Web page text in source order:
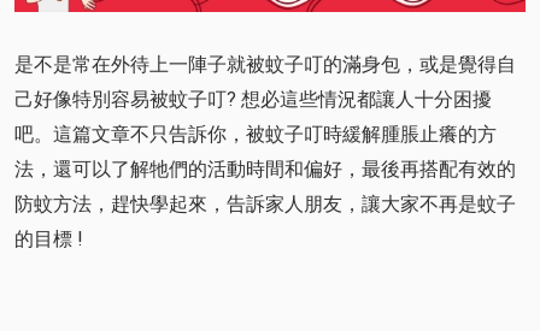
是不是常在外待上一陣子就被蚊子叮的滿身包，或是覺得自
己好像特別容易被蚊子叮? 想必這些情況都讓人十分困擾
吧。這篇文章不只告訴你，被蚊子叮時緩解腫脹止癢的方
法，還可以了解牠們的活動時間和偏好，最後再搭配有效的
防蚊方法，趕快學起來，告訴家人朋友，讓大家不再是蚊子
的目標 !